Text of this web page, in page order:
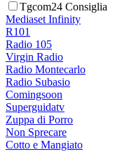
Tgcom24 Consiglia
Mediaset Infinity
R101
Radio 105
Virgin Radio
Radio Montecarlo
Radio Subasio
Comingsoon
Superguidatv
Zuppa di Porro
Non Sprecare
Cotto e Mangiato